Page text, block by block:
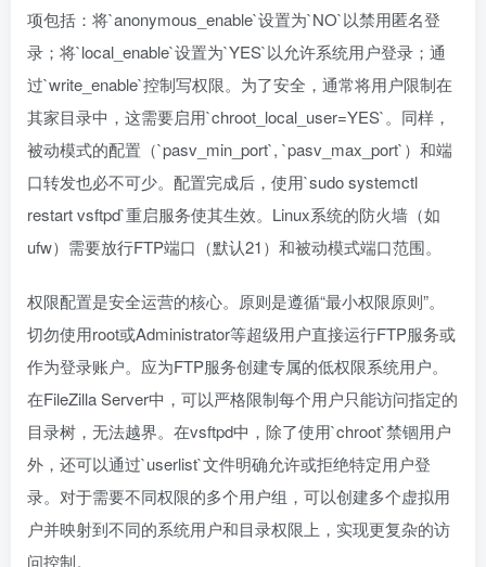
项包括：将`anonymous_enable`设置为`NO`以禁用匿名登
录；将`local_enable`设置为`YES`以允许系统用户登录；通
过`write_enable`控制写权限。为了安全，通常将用户限制在
其家目录中，这需要启用`chroot_local_user=YES`。同样，
被动模式的配置（`pasv_min_port`, `pasv_max_port`）和端
口转发也必不可少。配置完成后，使用`sudo systemctl
restart vsftpd`重启服务使其生效。Linux系统的防火墙（如
ufw）需要放行FTP端口（默认21）和被动模式端口范围。
权限配置是安全运营的核心。原则是遵循“最小权限原则”。
切勿使用root或Administrator等超级用户直接运行FTP服务或
作为登录账户。应为FTP服务创建专属的低权限系统用户。
在FileZilla Server中，可以严格限制每个用户只能访问指定的
目录树，无法越界。在vsftpd中，除了使用`chroot`禁锢用户
外，还可以通过`userlist`文件明确允许或拒绝特定用户登
录。对于需要不同权限的多个用户组，可以创建多个虚拟用
户并映射到不同的系统用户和目录权限上，实现更复杂的访
问控制。